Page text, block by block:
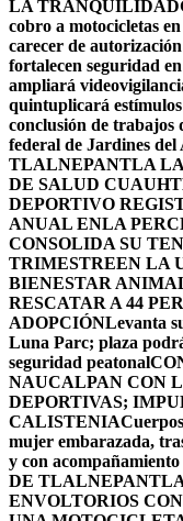
LA TRANQUILIDAD
cobro a motocicletas
carecer de
fortalecen seguridad
ampliará
quintuplicará
conclusión de trabajos
federal de Jardines del
TLALNEPANTLA
DE SALUD
DEPORTIVO
ANUAL ENLA
CONSOLIDA SU
TRIMESTREEN LA
BIENESTAR
RESCATAR A 44
ADOPCIÓNLevanta
Luna Parc; plaza
seguridad peatonal
NAUCALPAN CON
DEPORTIVAS;
CALISTENIA
mujer embarazada,
y con
DE
ENVOLTORIOS